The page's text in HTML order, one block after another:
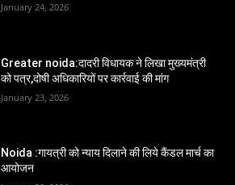
January 24, 2026
Greater noida:दादरी विधायक ने लिखा मुख्यमंत्री
को पत्र,दोषी अधिकारियों पर कार्रवाई की मांग
January 23, 2026
Noida :गायत्री को न्याय दिलाने की लिये कैंडल मार्च का
आयोजन